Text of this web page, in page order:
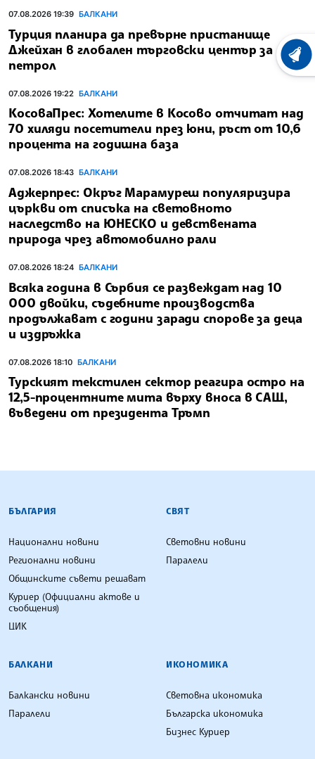
07.08.2026 19:39 БАЛКАНИ
Турция планира да превърне пристанище
Джейхан в глобален търговски център за
петрол
07.08.2026 19:22 БАЛКАНИ
КосоваПрес: Хотелите в Косово отчитат над
70 хиляди посетители през юни, ръст от 10,6
процента на годишна база
07.08.2026 18:43 БАЛКАНИ
Аджерпрес: Окръг Марамуреш популяризира
църкви от списъка на световното
наследство на ЮНЕСКО и девствената
природа чрез автомобилно рали
07.08.2026 18:24 БАЛКАНИ
Всяка година в Сърбия се развеждат над 10
000 двойки, съдебните производства
продължават с години заради спорове за деца
и издръжка
07.08.2026 18:10 БАЛКАНИ
Турският текстилен сектор реагира остро на
12,5-процентните мита върху вноса в САЩ,
въведени от президента Тръмп
БЪЛГАРСКА ТЕЛЕГРАФНА АГЕНЦИЯ
БЪЛГАРИЯ
Национални новини
Регионални новини
Общинските съвети решават
Куриер (Официални актове и
съобщения)
ЦИК
СВЯТ
Световни новини
Паралели
БАЛКАНИ
Балкански новини
Паралели
ИКОНОМИКА
Световна икономика
Българска икономика
Бизнес Куриер